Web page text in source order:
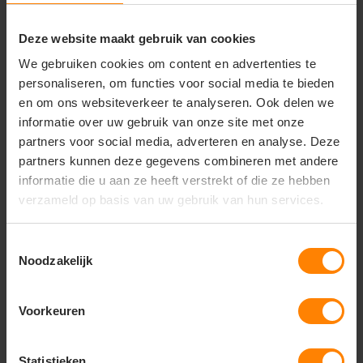
Deze website maakt gebruik van cookies
We gebruiken cookies om content en advertenties te
personaliseren, om functies voor social media te bieden
en om ons websiteverkeer te analyseren. Ook delen we
informatie over uw gebruik van onze site met onze
partners voor social media, adverteren en analyse. Deze
partners kunnen deze gegevens combineren met andere
informatie die u aan ze heeft verstrekt of die ze hebben
verzameld op basis van uw gebruik van hun services.
Noodzakelijk
Voorkeuren
en bij slechte weersomstandigheden
ergonomische, verstelbare schouderbanden
Duurzaamheid:Duurzaam geproduceerd en
volledig PVC-vrij materiaal
Pasvorm:Unisex model, de ultieme keuze voor
een actieve en veilige levensstijl
Vragen? Neem contact
klantenservice